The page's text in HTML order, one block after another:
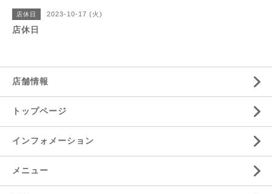
店休日 2023-10-17 (火)
店休日
店舗情報
トップページ
インフォメーション
メニュー